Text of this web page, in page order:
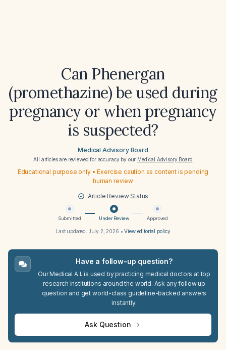
Can Phenergan
(promethazine) be used during
pregnancy or when pregnancy
is suspected?
Medical Advisory Board
All articles are reviewed for accuracy by our Medical Advisory Board
Educational purpose only • Exercise caution as content is pending
human review
Article Review Status
Submitted Under Review Approved
Last updated: July 2, 2026 •View editorial policy
Have a follow-up question?
Our Medical A.I. is used by practicing medical doctors at top
research institutions around the world. Ask any follow up
question and get world-class guideline-backed answers
instantly.
Ask Question